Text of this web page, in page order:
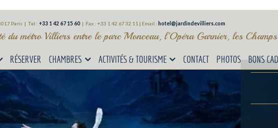
Paris | Tel : +33 1 42 67 15 60 | Fax : +33 1 42 67 32 11 | Email : hotel@jardindevilliers.com
du métro Villiers entre le parc Monceau, l’Opéra Garnier, les
RÉSERVER CHAMBRES ACTIVITÉS & TOURISME CONTACT PHOTOS BONS